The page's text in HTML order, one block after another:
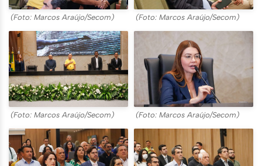
(Foto: Marcos Araújo/Secom) (Foto: Marcos Araújo/Secom)
(Foto: Marcos Araújo/Secom) (Foto: Marcos Araújo/Secom)